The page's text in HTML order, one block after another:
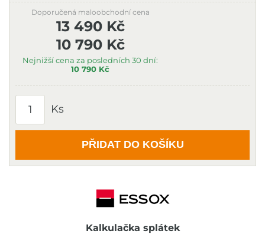
10 790 Kč
Nejnižší cena za posledních 30 dní:
10 790 Kč
Doporučená maloobchodní cena
13 490 Kč
Ks
PŘIDAT DO KOŠÍKU
Kalkulačka splátek